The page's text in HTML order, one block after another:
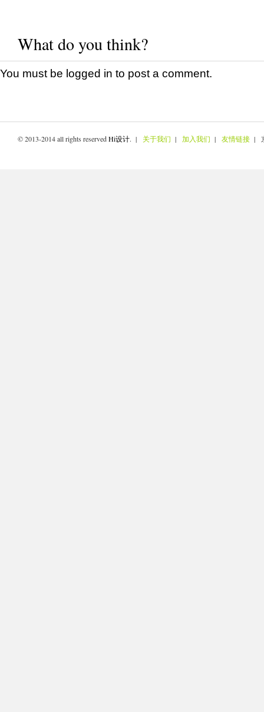
What do you think?
You must be logged in to post a comment.
© 2013-2014 all rights reservedHi设计. | 关于我们 | 加入我们 | 友情链接 |